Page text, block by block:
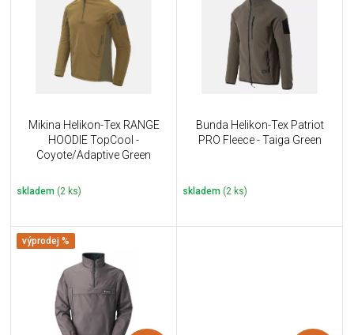
Mikina Helikon-Tex RANGE
HOODIE TopCool -
Coyote/Adaptive Green
skladem (2 ks)
Bunda Helikon-Tex Patriot
PRO Fleece - Taiga Green
skladem (2 ks)
výprodej %